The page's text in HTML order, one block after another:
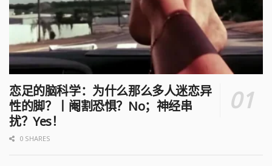
恋足的脑科学：为什么那么多人迷恋异
性的脚？丨阉割恐惧？No；神经串
扰？Yes！
0 SHARES